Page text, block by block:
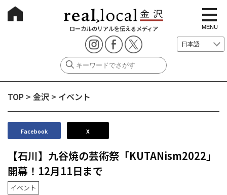
ローカルのリアルを伝えるメディア
t
o
g
g
e
i
i
MENU
TOP > 金沢 > イベント
Facebook X
【石川】九谷焼の芸術祭「KUTANism2022」
開幕！12月11日まで
イベント